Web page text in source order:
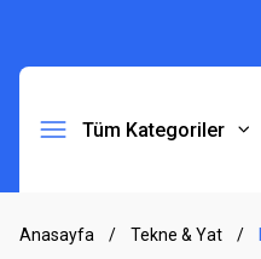
Tüm Kategoriler
Anasayfa Tekne & Yat